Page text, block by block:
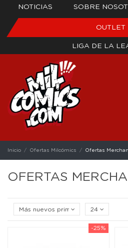
NOTICIAS SOBRE
OUTLET
LIGA DE LA
Inicio Ofertas Milcómics Ofertas Merchan
OFERTAS
Más nuevos primero 24
-25%